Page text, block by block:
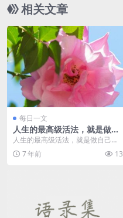
相关文章
每日一文
人生的最高级活法，就是做自
己
人生的最高级活法，就是做自己！
肤浅的羡慕、无聊的攀比、笨拙的
效仿，不会带来快乐...
7 年前 13